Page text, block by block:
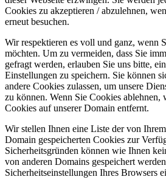
Cookies zu akzeptieren / abzulehnen,
erneut besuchen.
Wir respektieren es voll und ganz, wenn
möchten. Um zu vermeiden, dass Sie
gefragt werden, erlauben Sie uns bitte,
Einstellungen zu speichern. Sie können
andere Cookies zulassen, um unsere
zu können. Wenn Sie Cookies ablehnen,
Cookies auf unserer Domain entfernt.
Wir stellen Ihnen eine Liste der von
Domain gespeicherten Cookies zur
Sicherheitsgründen können wie Ihnen
von anderen Domains gespeichert
Sicherheitseinstellungen Ihres Browsers